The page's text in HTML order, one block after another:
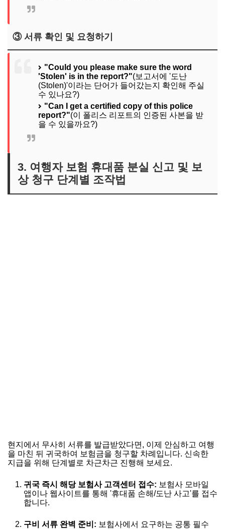
③ 서류 확인 및 요청하기
"Could you please make sure the word
'Stolen' is in the report?"(보고서에 '도난
(Stolen)'이라는 단어가 들어갔는지 확인해 주실
수 있나요?)
"Can I get a certified copy of this police
report?"(이 폴리스 리포트의 인증된 사본을 받
을 수 있을까요?)
3. 여행자 보험 휴대품 분실 신고 및 보
상 청구 단계별 조작법
현지에서 무사히 서류를 발급받았다면, 이제 안심하고 여행
을 마친 뒤 귀국하여 보험금을 청구할 차례입니다. 신속한
지급을 위해 단계별로 차근차근 진행해 보세요.
귀국 즉시 해당 보험사 고객센터 접수: 보험사 모바일
앱이나 웹사이트를 통해 '휴대품 손해/도난 사고'를 접수
합니다.
구비 서류 완벽 준비: 보험사에서 요구하는 공통 필수